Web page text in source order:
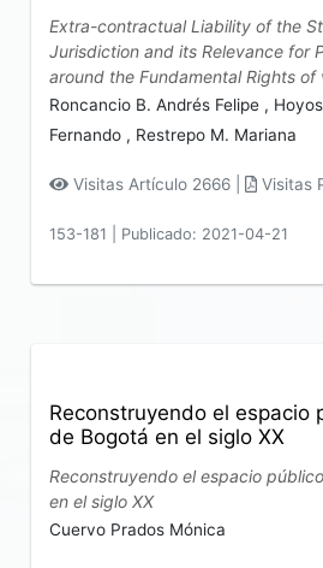
Extra-contractual Liability of the
Jurisdiction and its Relevance for
around the Fundamental Rights of
Roncancio B. Andrés Felipe ,
Fernando , Restrepo M. Mariana
Visitas Artículo 2666 | Visitas
153-181 Publicado: 2021-04-21
Reconstruyendo el espacio
de Bogotá en el siglo XX
Reconstruyendo el espacio
en el siglo XX
Cuervo Prados Mónica